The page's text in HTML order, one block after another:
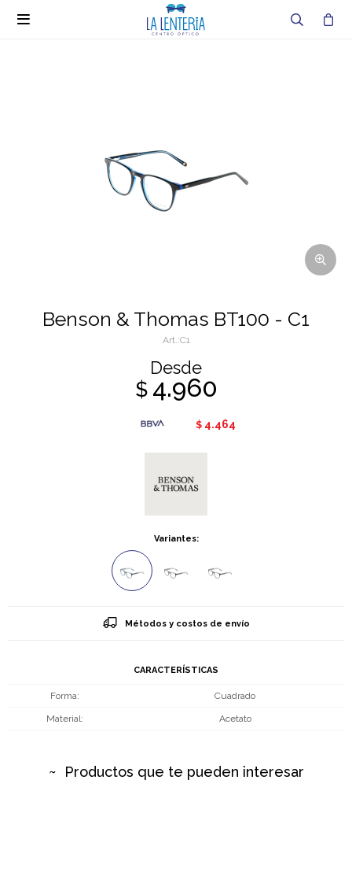

Benson & Thomas BT100 - C1
C1
Desde
$ 4.960
$ 4.464
Variantes:
Métodos y costos de envío
CARACTERÍSTICAS
Forma Cuadrado
Material Acetato
Productos que te pueden interesar